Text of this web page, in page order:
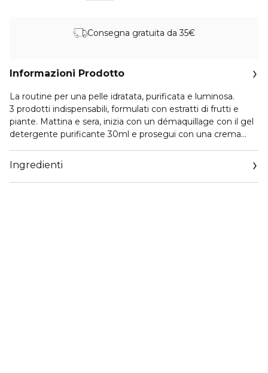
Consegna gratuita da 35€
Informazioni Prodotto
La routine per una pelle idratata, purificata e luminosa.
3 prodotti indispensabili, formulati con estratti di frutti e
piante. Mattina e sera, inizia con un démaquillage con il gel
detergente purificante 30ml e prosegui con una crema
una maschera notte 30ml rilassante per idratare, rimpolpare
e ricaricare la pelle per un risveglio in bellezza.
Ingredienti